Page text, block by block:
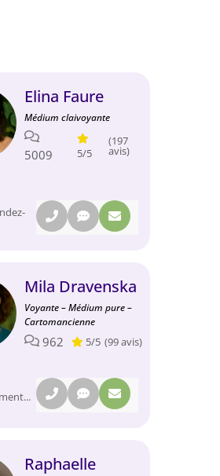
Elina Faure
Médium claivoyante
5009 5/5
(197
avis)
Mila Dravenska
Voyante – Médium pure –
Cartomancienne
962 5/5 (99 avis)
Raphaelle